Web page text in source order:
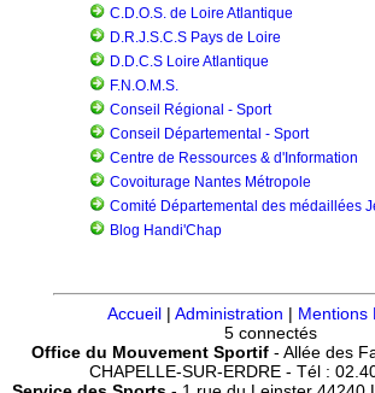
C.D.O.S. de Loire Atlantique
D.R.J.S.C.S Pays de Loire
D.D.C.S Loire Atlantique
F.N.O.M.S.
Conseil Régional - Sport
Conseil Départemental - Sport
Centre de Ressources & d'Information
Covoiturage Nantes Métropole
Comité Départemental des médaillées
Blog Handi'Chap
Accueil | Administration | Mentions
5 connectés
Office du Mouvement Sportif - Allée des
CHAPELLE-SUR-ERDRE - Tél :